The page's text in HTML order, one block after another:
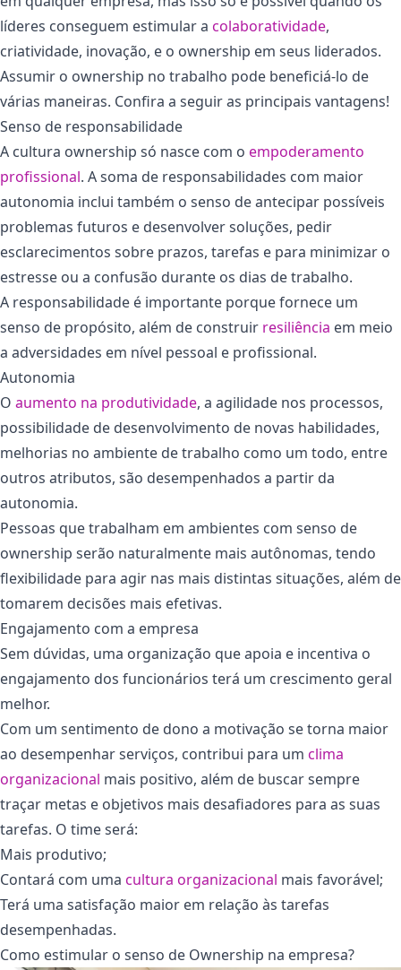
líderes conseguem estimular a colaboratividade,
criatividade, inovação, e o ownership em seus liderados.
Assumir o ownership no trabalho pode beneficiá-lo de
várias maneiras. Confira a seguir as principais vantagens!
Senso de responsabilidade
A cultura ownership só nasce com o empoderamento
profissional. A soma de responsabilidades com maior
autonomia inclui também o senso de antecipar possíveis
problemas futuros e desenvolver soluções, pedir
esclarecimentos sobre prazos, tarefas e para minimizar o
estresse ou a confusão durante os dias de trabalho.
A responsabilidade é importante porque fornece um
senso de propósito, além de construir resiliência em meio
a adversidades em nível pessoal e profissional.
Autonomia
O aumento na produtividade, a agilidade nos processos,
possibilidade de desenvolvimento de novas habilidades,
melhorias no ambiente de trabalho como um todo, entre
outros atributos, são desempenhados a partir da
autonomia.
Pessoas que trabalham em ambientes com senso de
ownership serão naturalmente mais autônomas, tendo
flexibilidade para agir nas mais distintas situações, além de
tomarem decisões mais efetivas.
Engajamento com a empresa
Sem dúvidas, uma organização que apoia e incentiva o
engajamento dos funcionários terá um crescimento geral
melhor.
Com um sentimento de dono a motivação se torna maior
ao desempenhar serviços, contribui para um clima
organizacional mais positivo, além de buscar sempre
traçar metas e objetivos mais desafiadores para as suas
tarefas. O time será:
Mais produtivo;
Contará com uma cultura organizacional mais favorável;
Terá uma satisfação maior em relação às tarefas
desempenhadas.
Como estimular o senso de Ownership na empresa?